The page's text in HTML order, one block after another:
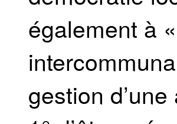
également à
gestion